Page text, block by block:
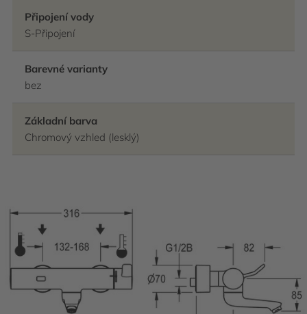
Připojení vody
S-Připojení
Barevné varianty
bez
Základní barva
Chromový vzhled (lesklý)